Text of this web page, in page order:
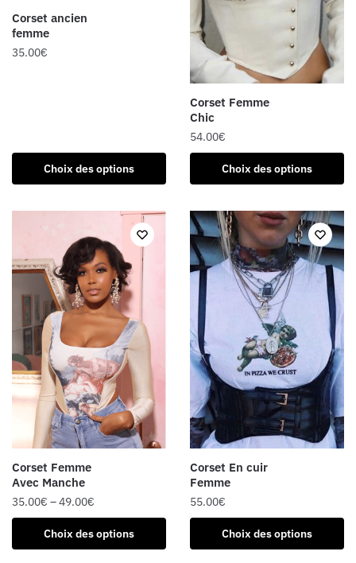
du
produit
page
du
produit
Corset ancien
femme
35.00€
Choix des options
variations.
peuvent
sur
page
du
produit
Corset Femme
Chic
54.00€
Choix des options
produit
plusieurs
variations.
Les
options
peuvent
être
choisies
sur
la
page
du
produit
Corset Femme
Avec Manche
35.00€ –49.00€
Choix des options
produit
Corset En cuir
Femme
55.00€
Choix des options
produit